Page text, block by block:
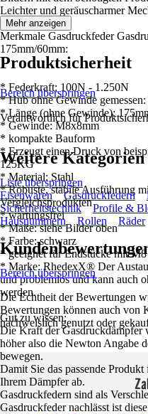
Leichter und geräuscharmer
Merkmale Gasdruckfeder
175mm/60mm:
* Federkraft: 100N - 1.250N
* Hub ohne Gewinde
* Länge (ohne Gewinde):
* Gewinde: M8x8mm
* kompakte Bauform
* Erzeugt einen Druck von
125KG
* Material: Stahl
* Robuste, stabile Ausführung
Vergleichsprodukten
* wartungsfrei
* Maße: siehe Bilder oben
* Farbe: schwarz
* geeignet für Endstücke mit
* Marke: RhedexX® Der
und problemlos und kann auch
werden.
Gut zu wissen:
Die Kraft der Gasdruckdämpfer
höher also die Newton Angabe
bewegen.
Damit Sie das passende
Ihrem Dämpfer ab.
Gasdruckfedern sind als
Gasdruckfeder nachlässt ist
Mehr anzeigen
Produktsicherheit
Bereich überspringen
Verantwortlich für
Weitere Kategorien
Liste überspringen
Eisenwaren
Gasdruckfedern
Sicherheitstechnik
Profile &
Hausnummern
Rollen Räder
Bereich überspringen
Die Echtheit der Bewertungen
Bewertungen können auch von
nachweislich genutzt oder